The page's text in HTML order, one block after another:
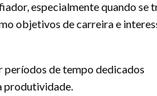
especialmente quando se
objetivos de carreira e
períodos de tempo dedicados
produtividade.